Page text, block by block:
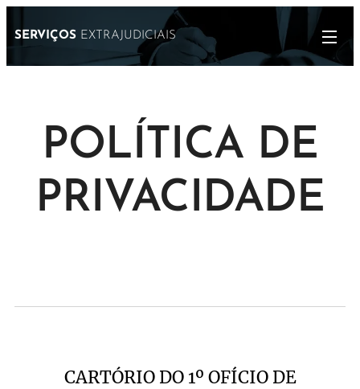
SERVIÇOS EXTRAJUDICIAIS
POLÍTICA DE
PRIVACIDADE
CARTÓRIO DO 1º OFÍCIO DE